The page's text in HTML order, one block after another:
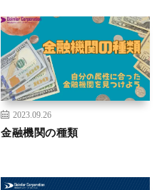
2023.09.26
金融機関の種類